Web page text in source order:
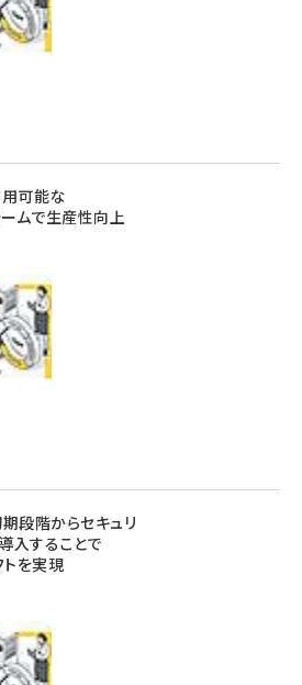
用可能な
ムで生産性向上
段階からセキュリ
入することで
を実現